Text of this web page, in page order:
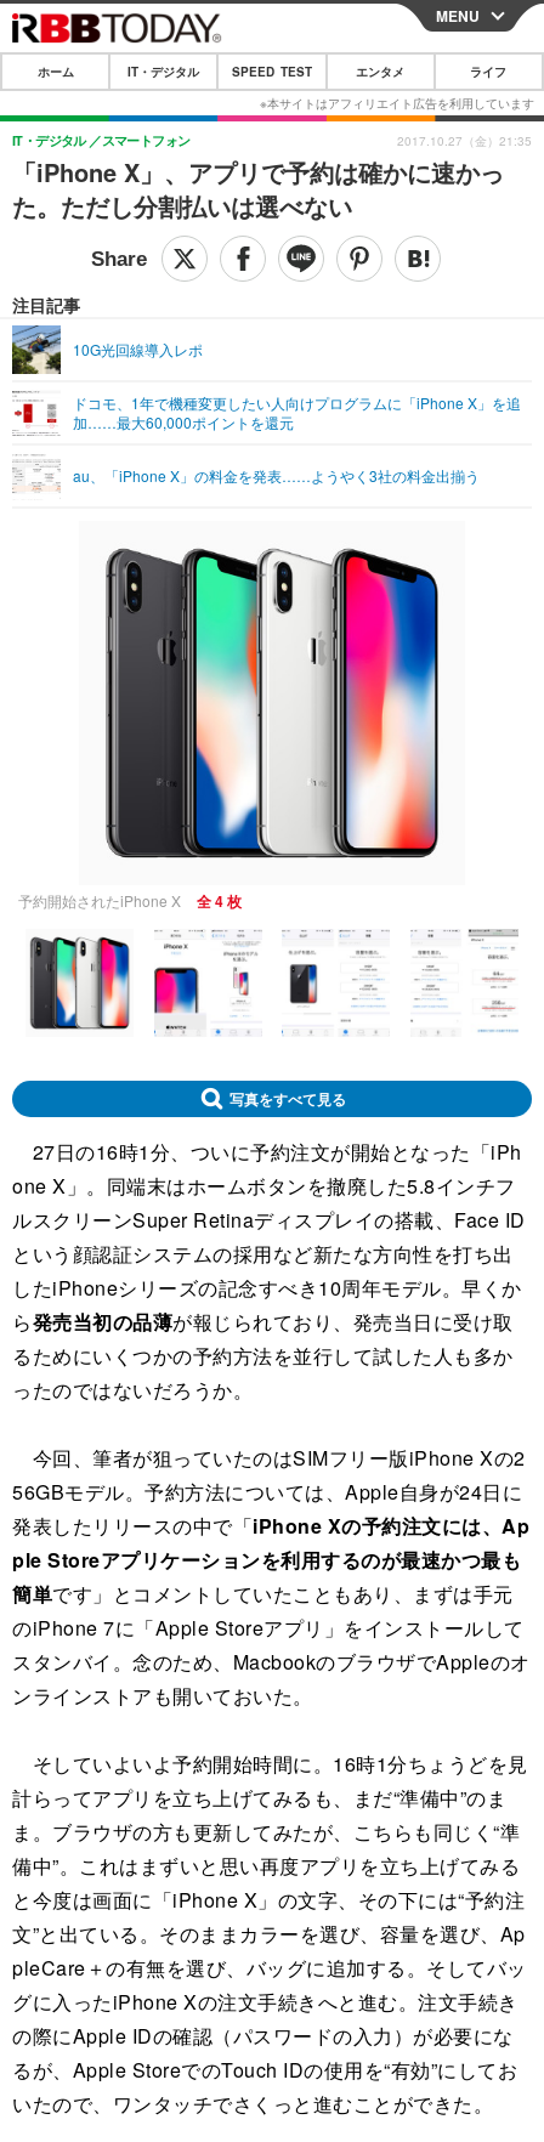
CLOSE
ホーム
IT・デジタル
IT・デジタルTOP スマートフォン
ショッピング その他
SPEED TEST
エンタメTOP 映画・ドラマ
グラビア
ショッピング その他
ライフTOP
その他
リリース一覧
プッシュ通知の停止方法
MENU
ホーム IT・デジタル SPEED TEST エンタメ ライフ
「iPhone X」、アプリで予約は確かに速かっ
た。ただし分割払いは選べない
IT・デジタル スマートフォン
注目記事
10G光回線導入レポ
ドコモ、1年で機種変更したい人向けプログラムに「iPhone X」を追
加……最大60,000ポイントを還元
au、「iPhone X」の料金を発表……ようやく3社の料金出揃う
2017.10.27（金）21:35
予約開始されたiPhone X 全 4 枚
写真をすべて見る
27日の16時1分、ついに予約注文が開始となった「iPh
one X」。同端末はホームボタンを撤廃した5.8インチフ
ルスクリーンSuper Retinaディスプレイの搭載、Face ID
という顔認証システムの採用など新たな方向性を打ち出
したiPhoneシリーズの記念すべき10周年モデル。早くか
ら発売当初の品薄が報じられており、発売当日に受け取
るためにいくつかの予約方法を並行して試した人も多か
ったのではないだろうか。
今回、筆者が狙っていたのはSIMフリー版iPhone Xの2
56GBモデル。予約方法については、Apple自身が24日に
発表したリリースの中で「iPhone Xの予約注文には、Ap
ple Storeアプリケーションを利用するのが最速かつ最も
簡単です」とコメントしていたこともあり、まずは手元
のiPhone 7に「Apple Storeアプリ」をインストールして
スタンバイ。念のため、MacbookのブラウザでAppleのオ
ンラインストアも開いておいた。
そしていよいよ予約開始時間に。16時1分ちょうどを見
計らってアプリを立ち上げてみるも、まだ“準備中”のま
ま。ブラウザの方も更新してみたが、こちらも同じく“準
備中”。これはまずいと思い再度アプリを立ち上げてみる
と今度は画面に「iPhone X」の文字、その下には“予約注
文”と出ている。そのままカラーを選び、容量を選び、Ap
pleCare＋の有無を選び、バッグに追加する。そしてバッ
グに入ったiPhone Xの注文手続きへと進む。注文手続き
の際にApple IDの確認（パスワードの入力）が必要にな
るが、Apple StoreでのTouch IDの使用を“有効”にしてお
いたので、ワンタッチでさくっと進むことができた。